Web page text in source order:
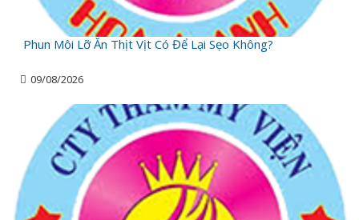
Phun Môi Lỡ Ăn Thịt Vịt Có Để Lại Sẹo Không?
09/08/2026